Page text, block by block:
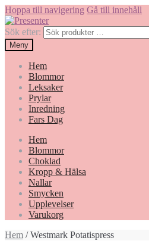
Hoppa till navigering Gå till innehåll
Sök efter:
Meny
Hem
Blommor
Leksaker
Prylar
Inredning
Fars Dag
Hem
Blommor
Choklad
Kropp & Hälsa
Nallar
Smycken
Upplevelser
Varukorg
Hem / Westmark Potatispress